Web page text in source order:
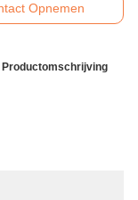
Opnemen
Productomschrijving